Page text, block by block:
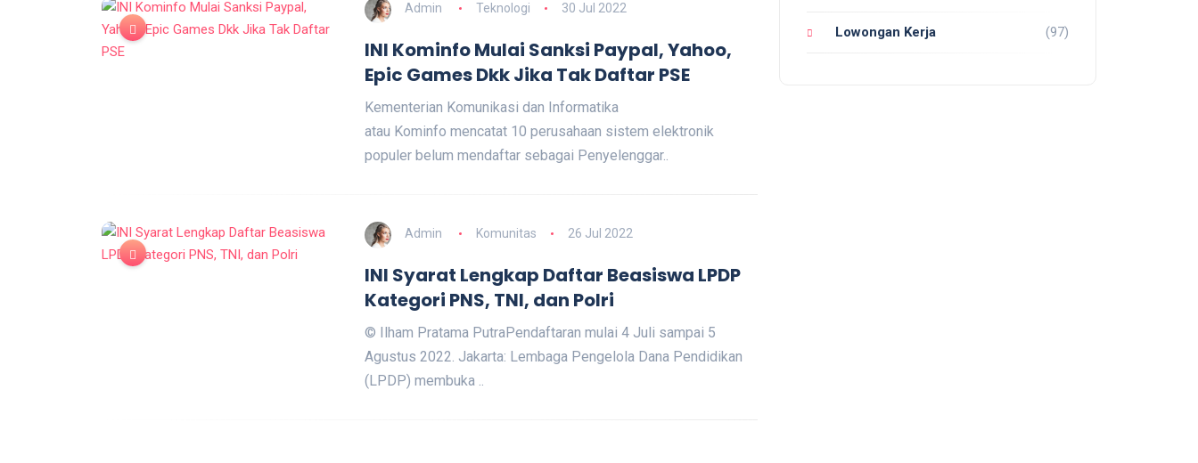
Admin Teknologi 30 Jul 2022
INI Kominfo Mulai Sanksi Paypal, Yahoo,
Epic Games Dkk Jika Tak Daftar PSE
Kementerian Komunikasi dan Informatika
atau Kominfo mencatat 10 perusahaan sistem elektronik
populer belum mendaftar sebagai Penyelenggar..
Admin Komunitas 26 Jul 2022
INI Syarat Lengkap Daftar Beasiswa LPDP
Kategori PNS, TNI, dan Polri
© Ilham Pratama PutraPendaftaran mulai 4 Juli sampai 5
Agustus 2022. Jakarta: Lembaga Pengelola Dana Pendidikan
(LPDP) membuka ..
Lowongan Kerja (97)